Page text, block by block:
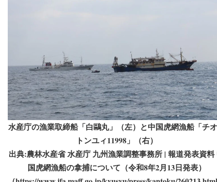
水産庁の漁業取締船「白鷗丸」（左）と中国虎網漁船「チ
トンユィ11998」（右）
出典:農林水産省 水産庁 九州漁業調整事務所 | 報道発表資料
国虎網漁船の拿捕について（令和8年2月13日発表）